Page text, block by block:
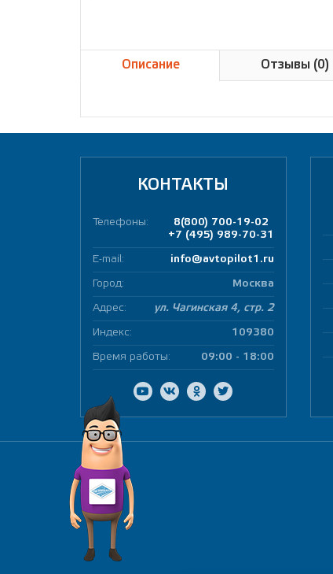
Описание Отзывы (0)
КОНТАКТЫ
Телефоны:
8(800) 700-19-02
+7 (495) 989-70-31
E-mail: info@avtopilot1.ru
Город: Москва
Адрес: ул. Чагинская 4, стр. 2
Индекс: 109380
Время работы: 09:00 - 18:00